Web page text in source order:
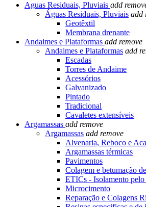
Aguas Residuais, Pluviais add
Águas Residuais, Pluviais add
Geotêxtil
Membrana drenante
Andaimes e Plataformas add remove
Andaimes e Plataformas add
Escadas
Torres de Andaime
Acessórios
Galvanizado
Pintado
Tradicional
Cavaletes extensíveis
Argamassas add remove
Argamassas add remove
Alvenaria, Reboco e
Argamassas térmicas
Pavimentos
Colagem e betumação
ETICs - Isolamento
Microcimento
Reparação e Colagens